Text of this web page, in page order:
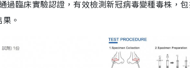
臨床實驗認證，有效檢測新冠病毒變種毒株，
。